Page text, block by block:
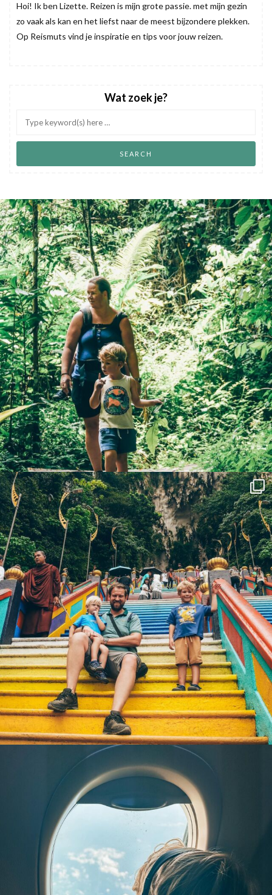
Hoi! Ik ben Lizette. Reizen is mijn grote passie. met mijn gezin
zo vaak als kan en het liefst naar de meest bijzondere plekken.
Op Reismuts vind je inspiratie en tips voor jouw reizen.
Wat zoek je?